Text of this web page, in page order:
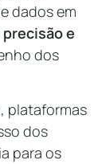
dados em
e
dos
plataformas
dos
para os